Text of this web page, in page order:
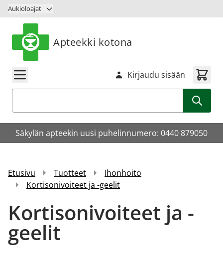
Siirry sisältöön
Aukioloajat
Apteekki kotona
Kirjaudu sisään
Säkylän apteekin uusi puhelinnumero: 0440 879050
Etusivu Tuotteet
Ihonhoito
Kortisonivoiteet ja -geelit
Kortisonivoiteet ja -
geelit